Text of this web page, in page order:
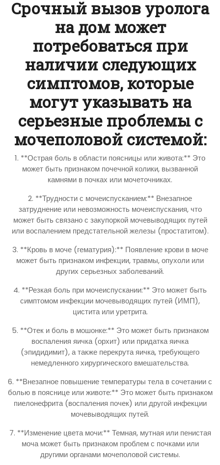
Срочный вызов уролога
на дом может
потребоваться при
наличии следующих
симптомов, которые
могут указывать на
серьезные проблемы с
мочеполовой системой:
1. **Острая боль в области поясницы или живота:** Это
может быть признаком почечной колики, вызванной
камнями в почках или мочеточниках.
2. **Трудности с мочеиспусканием:** Внезапное
затруднение или невозможность мочеиспускания, что
может быть связано с закупоркой мочевыводящих путей
или воспалением предстательной железы (простатитом).
3. **Кровь в моче (гематурия):** Появление крови в моче
может быть признаком инфекции, травмы, опухоли или
других серьезных заболеваний.
4. **Резкая боль при мочеиспускании:** Это может быть
симптомом инфекции мочевыводящих путей (ИМП),
цистита или уретрита.
5. **Отек и боль в мошонке:** Это может быть признаком
воспаления яичка (орхит) или придатка яичка
(эпидидимит), а также перекрута яичка, требующего
немедленного хирургического вмешательства.
6. **Внезапное повышение температуры тела в сочетании с
болью в пояснице или животе:** Это может быть признаком
пиелонефрита (воспаления почек) или другой инфекции
мочевыводящих путей.
7. **Изменение цвета мочи:** Темная, мутная или пенистая
моча может быть признаком проблем с почками или
другими органами мочеполовой системы.